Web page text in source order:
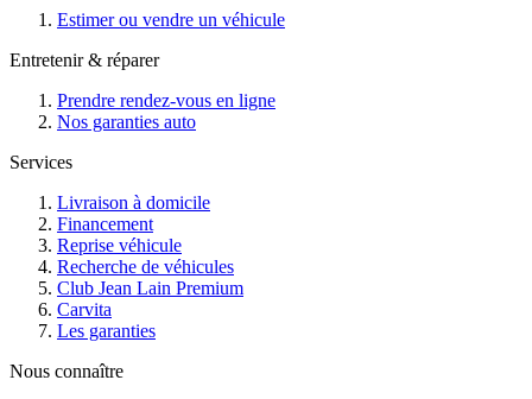
Estimer ou vendre un véhicule
Entretenir & réparer
Prendre rendez-vous en ligne
Nos garanties auto
Services
Livraison à domicile
Financement
Reprise véhicule
Recherche de véhicules
Club Jean Lain Premium
Carvita
Les garanties
Nous connaître